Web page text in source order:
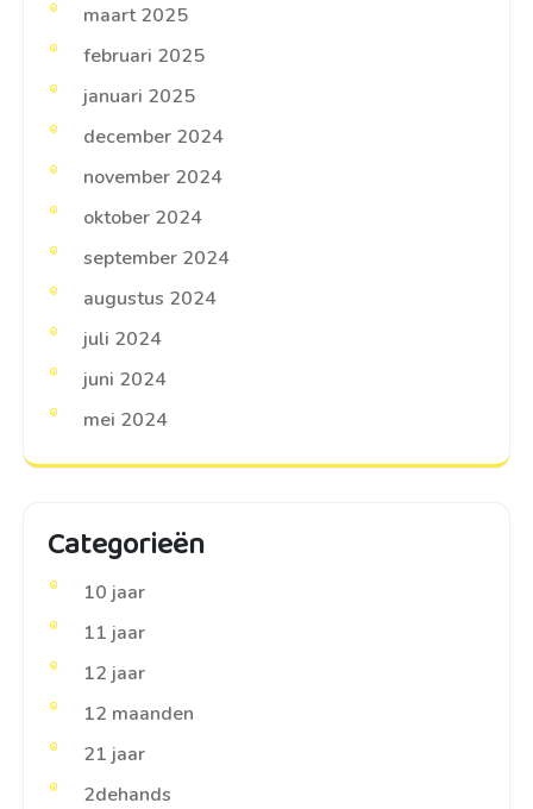
maart 2025
februari 2025
januari 2025
december 2024
november 2024
oktober 2024
september 2024
augustus 2024
juli 2024
juni 2024
mei 2024
Categorieën
10 jaar
11 jaar
12 jaar
12 maanden
21 jaar
2dehands